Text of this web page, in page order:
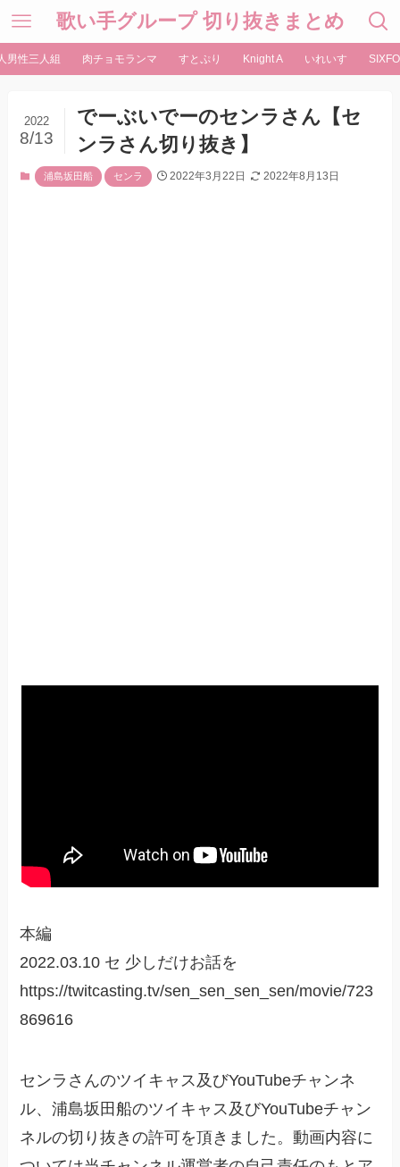
歌い手グループ 切り抜きまとめ
男性三人組 肉チョモランマ すとぷり Knight A いれいす
でーぶいでーのセンラさん【セ
ンラさん切り抜き】
2022
8/13
浦島坂田船 センラ 2022年3月22日 2022年8月13日
本編
2022.03.10 セ 少しだけお話を
https://twitcasting.tv/sen_sen_sen_sen/movie/723
869616
センラさんのツイキャス及びYouTubeチャンネ
ル、浦島坂田船のツイキャス及びYouTubeチャン
ネルの切り抜きの許可を頂きました。動画内容に